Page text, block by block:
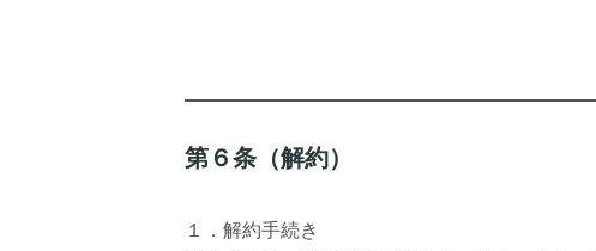
第６条（解約）
１．解約手続き